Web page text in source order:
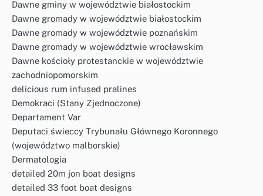
Dawne gminy w województwie białostockim
Dawne gromady w województwie białostockim
Dawne gromady w województwie poznańskim
Dawne gromady w województwie wrocławskim
Dawne kościoły protestanckie w województwie
zachodniopomorskim
delicious rum infused pralines
Demokraci (Stany Zjednoczone)
Departament Var
Deputaci świeccy Trybunału Głównego Koronnego
(województwo malborskie)
Dermatologia
detailed 20m jon boat designs
detailed 33 foot boat designs